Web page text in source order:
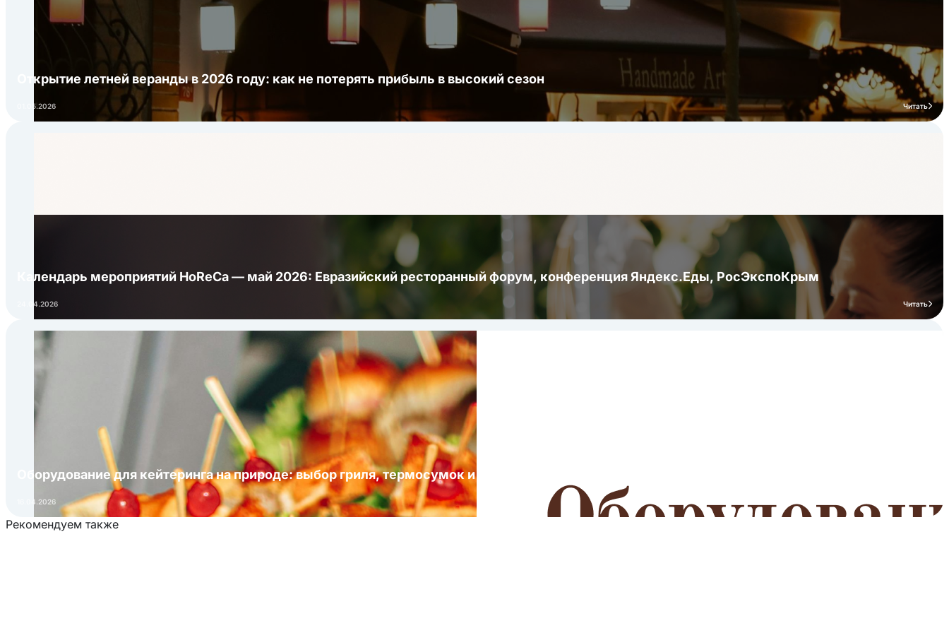
Открытие летней веранды в 2026 году: как не потерять прибыль в высокий сезон
01.05.2026 Читать
Календарь мероприятий HoReCa — май 2026: Евразийский ресторанный форум, конференция Яндекс.Еды, РосЭкспоКрым
24.04.2026 Читать
Оборудование для кейтеринга на природе: выбор гриля, термосумок и посуды для выездных мероприятий
16.04.2026
Рекомендуем также